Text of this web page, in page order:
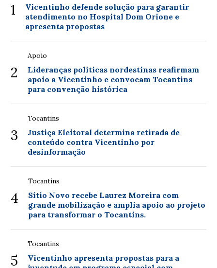
1
Vicentinho defende solução para garantir
atendimento no Hospital Dom Orione e
apresenta propostas
2
Apoio
Lideranças políticas nordestinas reafirmam
apoio a Vicentinho e convocam Tocantins
para convenção histórica
3
Tocantins
Justiça Eleitoral determina retirada de
conteúdo contra Vicentinho por
desinformação
4
Tocantins
Sítio Novo recebe Laurez Moreira com
grande mobilização e amplia apoio ao projeto
para transformar o Tocantins.
5
Tocantins
Vicentinho apresenta propostas para a